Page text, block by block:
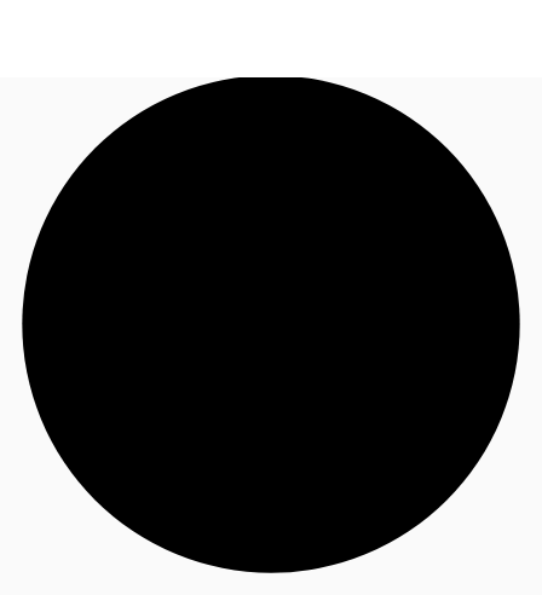
Nuestros servicios
Noticias e Investigaciones
Llama ahora